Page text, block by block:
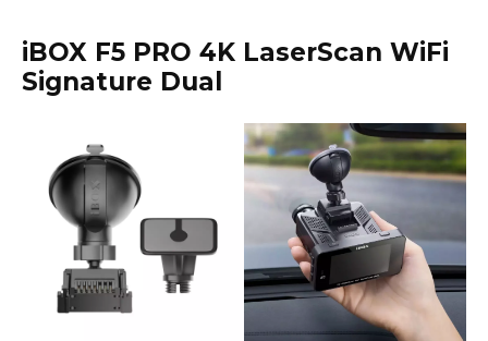
iBOX F5 PRO 4K LaserScan WiFi
Signature Dual